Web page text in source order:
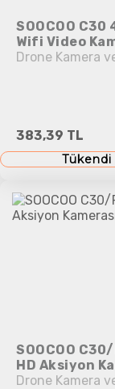
SOOCOO C30
Wifi Video
Drone Kamera
383,39 TL
Tükendi
SOOCOO
HD Aksiyon
Drone Kamera